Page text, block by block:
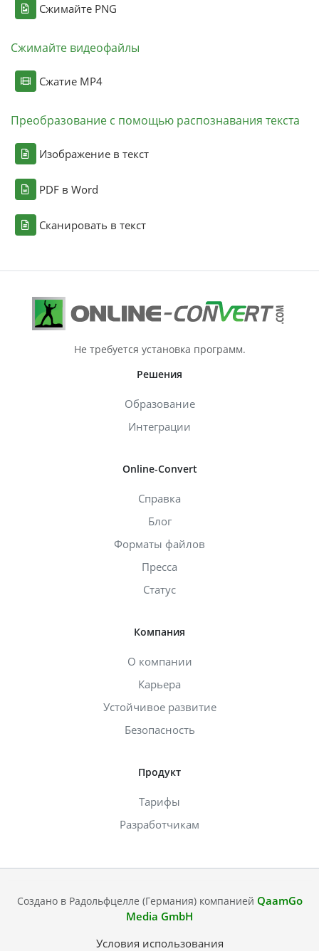
Сжимайте PNG
Сжимайте видеофайлы
Сжатие MP4
Преобразование с помощью распознавания текста
Изображение в текст
PDF в Word
Сканировать в текст
Не требуется установка программ.
Решения
Образование
Интеграции
Online-Convert
Справка
Блог
Форматы файлов
Пресса
Статус
Компания
О компании
Карьера
Устойчивое развитие
Безопасность
Продукт
Тарифы
Разработчикам
Создано в Радольфцелле (Германия) компанией QaamGo
Media GmbH
Условия использования